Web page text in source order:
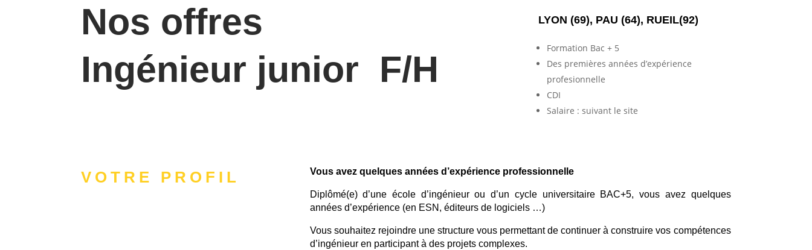
Nos offres
Ingénieur junior F/H
LYON (69), PAU (64), RUEIL(92)
Formation Bac + 5
Des premières années d’expérience
profesionnelle
CDI
Salaire : suivant le site
VOTRE PROFIL Vous avez quelques années d’expérience professionnelle
Diplômé(e) d’une école d’ingénieur ou d’un cycle universitaire BAC+5, vous avez quelques
années d’expérience (en ESN, éditeurs de logiciels …)
Vous souhaitez rejoindre une structure vous permettant de continuer à construire vos compétences
d’ingénieur en participant à des projets complexes.